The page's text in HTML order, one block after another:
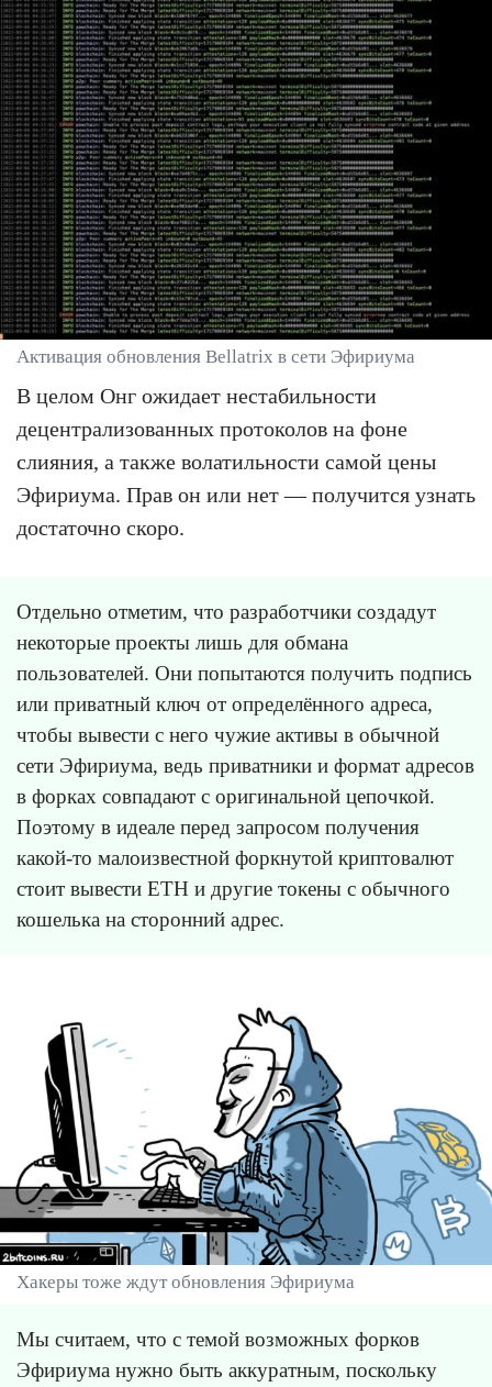
Активация обновления Bellatrix в сети Эфириума
В целом Онг ожидает нестабильности
децентрализованных протоколов на фоне
слияния, а также волатильности самой цены
Эфириума. Прав он или нет — получится узнать
достаточно скоро.
Отдельно отметим, что разработчики создадут
некоторые проекты лишь для обмана
пользователей. Они попытаются получить подпись
или приватный ключ от определённого адреса,
чтобы вывести с него чужие активы в обычной
сети Эфириума, ведь приватники и формат адресов
в форках совпадают с оригинальной цепочкой.
Поэтому в идеале перед запросом получения
какой-то малоизвестной форкнутой криптовалют
стоит вывести ETH и другие токены с обычного
кошелька на сторонний адрес.
Хакеры тоже ждут обновления Эфириума
Мы считаем, что с темой возможных форков
Эфириума нужно быть аккуратным, поскольку